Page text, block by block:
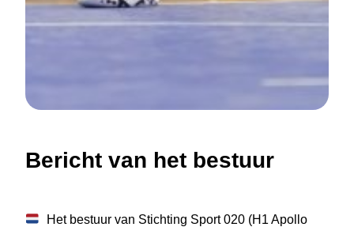
Bericht van het bestuur
Het bestuur van Stichting Sport 020 (H1 Apollo